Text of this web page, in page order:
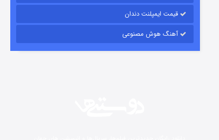
قیمت ایمپلنت دندان
آهنگ هوش مصنوعی